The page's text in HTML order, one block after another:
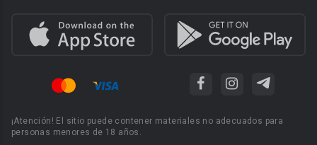
¡Atención! El sitio puede contener materiales no adecuados para
personas menores de 18 años.